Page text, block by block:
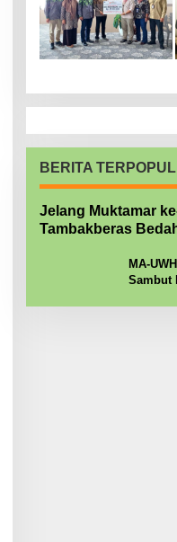
BERITA
Jelang Muktamar
Tambakberas
MA-
Sambut